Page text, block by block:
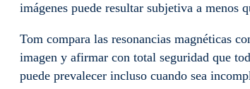
imágenes puede resultar subjetiva a menos
Tom compara las resonancias magnéticas
imagen y afirmar con total seguridad que
puede prevalecer incluso cuando sea